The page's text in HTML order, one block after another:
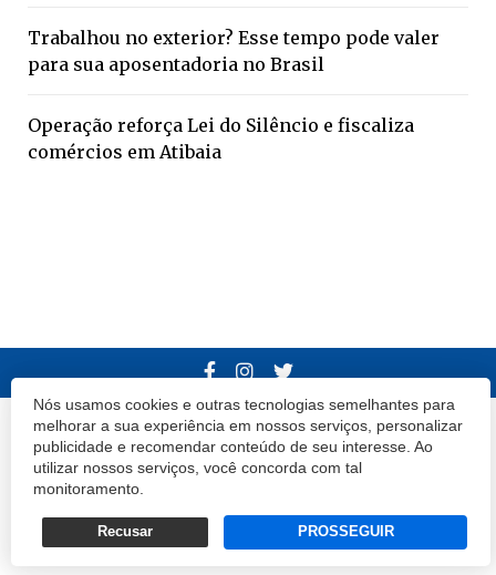
Nós usamos cookies e outras tecnologias semelhantes para
melhorar a sua experiência em nossos serviços, personalizar
publicidade e recomendar conteúdo de seu interesse. Ao
utilizar nossos serviços, você concorda com tal
monitoramento.
Recusar PROSSEGUIR
Trabalhou no exterior? Esse tempo pode valer
para sua aposentadoria no Brasil
Operação reforça Lei do Silêncio e fiscaliza
comércios em Atibaia
© 2020 Atibaia Hoje.Todos os direitos reservados.Desenvolvido por
Termos e Políticas de Uso Privacidade